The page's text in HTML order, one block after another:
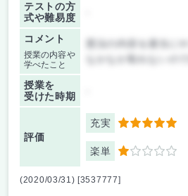
テストの方
式や難易度
コメント
授業の内容や
学べたこと
授業を
受けた時期
評価
充実 5
楽単 1
(2020/03/31) [3537777]